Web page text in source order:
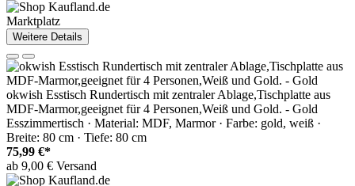
Marktplatz
Weitere Details
okwish Esstisch Rundertisch mit zentraler Ablage,Tischplatte aus
MDF-Marmor,geeignet für 4 Personen,Weiß und Gold. - Gold
Esszimmertisch · Material: MDF, Marmor · Farbe: gold, weiß ·
Breite: 80 cm · Tiefe: 80 cm
75,99 €*
ab 9,00 € Versand